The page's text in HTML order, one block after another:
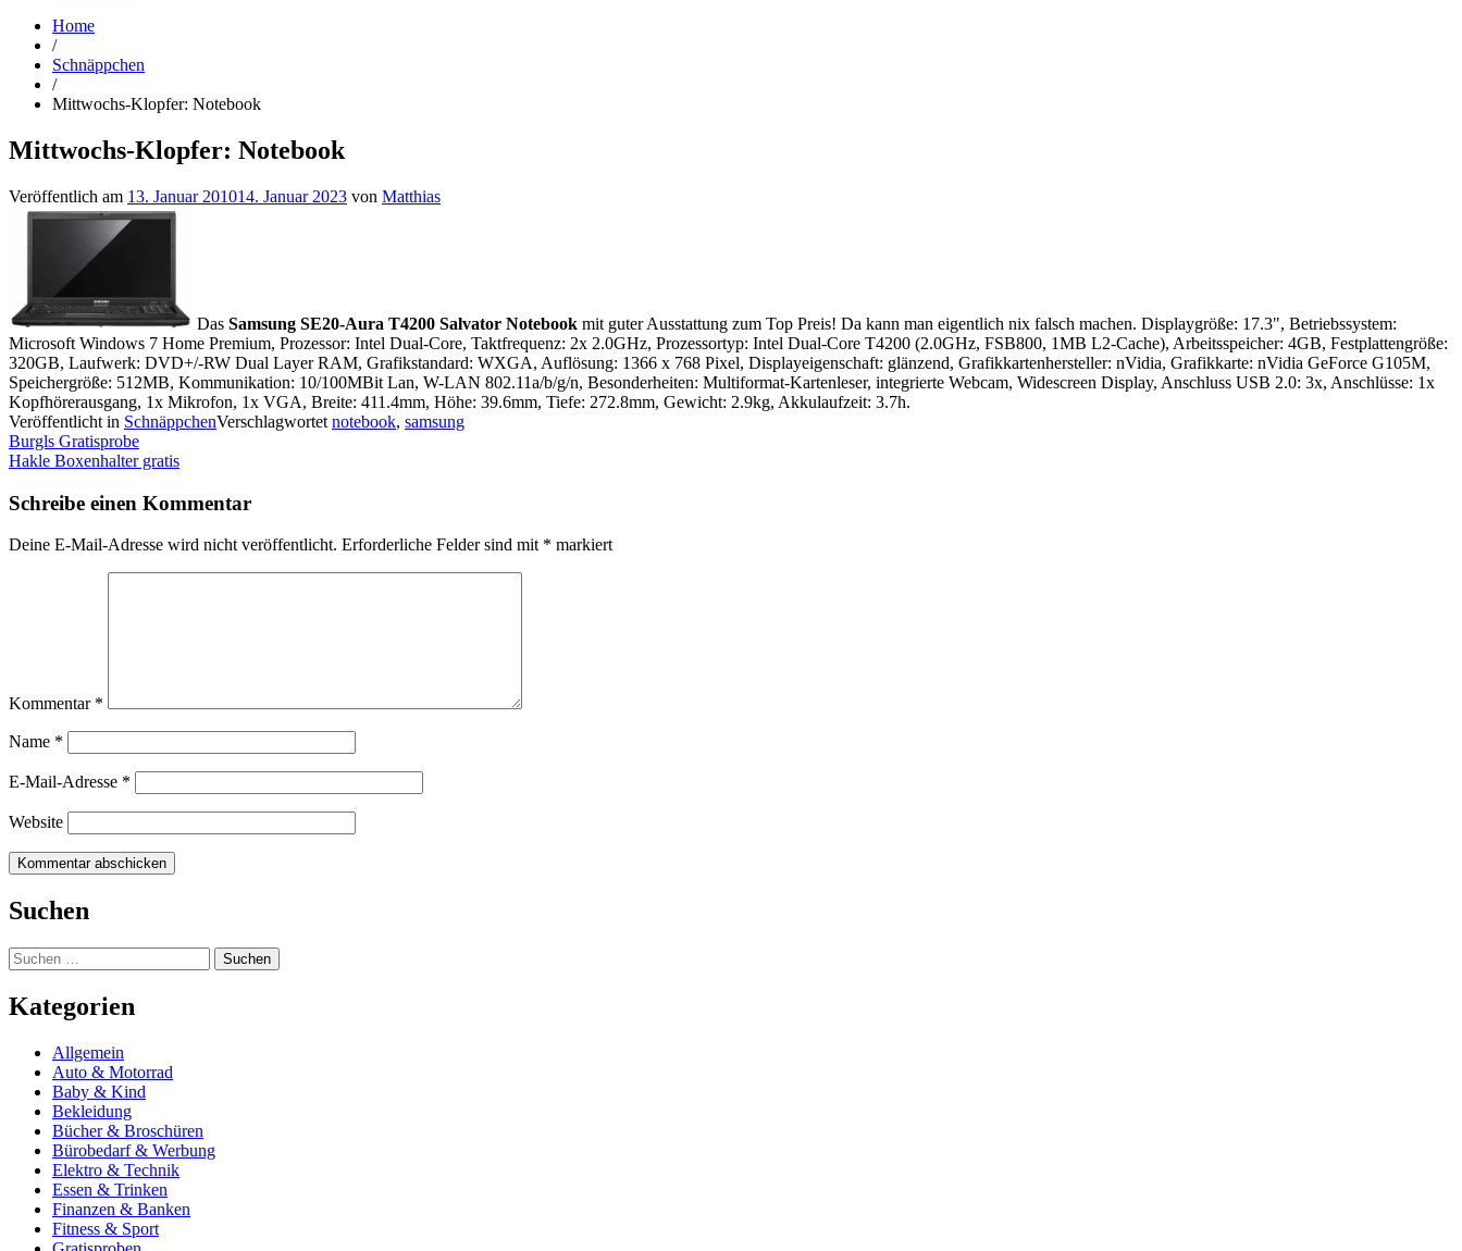
Home
/
Schnäppchen
/
Mittwochs-Klopfer: Notebook
Mittwochs-Klopfer: Notebook
Veröffentlich am 13. Januar 201014. Januar 2023 von Matthias
Das Samsung SE20-Aura T4200 Salvator Notebook mit guter Ausstattung zum Top Preis! Da kann man eigentlich nix falsch machen. Displaygröße: 17.3", Betriebssystem:
Microsoft Windows 7 Home Premium, Prozessor: Intel Dual-Core, Taktfrequenz: 2x 2.0GHz, Prozessortyp: Intel Dual-Core T4200 (2.0GHz, FSB800, 1MB L2-Cache), Arbeitsspeicher: 4GB, Festplattengröße:
320GB, Laufwerk: DVD+/-RW Dual Layer RAM, Grafikstandard: WXGA, Auflösung: 1366 x 768 Pixel, Displayeigenschaft: glänzend, Grafikkartenhersteller: nVidia, Grafikkarte: nVidia GeForce G105M,
Speichergröße: 512MB, Kommunikation: 10/100MBit Lan, W-LAN 802.11a/b/g/n, Besonderheiten: Multiformat-Kartenleser, integrierte Webcam, Widescreen Display, Anschluss USB 2.0: 3x, Anschlüsse: 1x
Kopfhörerausgang, 1x Mikrofon, 1x VGA, Breite: 411.4mm, Höhe: 39.6mm, Tiefe: 272.8mm, Gewicht: 2.9kg, Akkulaufzeit: 3.7h.
Veröffentlicht in SchnäppchenVerschlagwortet notebook, samsung
Beitragsnavigation
Burgls Gratisprobe
Hakle Boxenhalter gratis
Schreibe einen Kommentar
Deine E-Mail-Adresse wird nicht veröffentlicht. Erforderliche Felder sind mit * markiert
Kommentar *
Name *
E-Mail-Adresse *
Website
Suchen
Suchen
nach:
Kategorien
Allgemein
Auto & Motorrad
Baby & Kind
Bekleidung
Bücher & Broschüren
Bürobedarf & Werbung
Elektro & Technik
Essen & Trinken
Finanzen & Banken
Fitness & Sport